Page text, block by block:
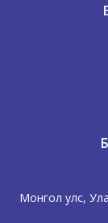
Монгол улс,